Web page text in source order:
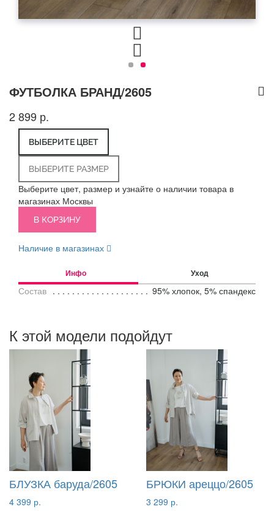
ФУТБОЛКА БРАНД/2605
2 899 р.
ВЫБЕРИТЕ ЦВЕТ
ВЫБЕРИТЕ РАЗМЕР
Выберите цвет, размер и узнайте о наличии товара в
магазинах Москвы
В КОРЗИНУ
Наличие в магазинах
Инфо Уход
Состав 95% хлопок, 5% спандекс
К этой модели подойдут
БЛУЗКА баруда/2605
4 399 р.
БРЮКИ ареццо/2605
3 299 р.